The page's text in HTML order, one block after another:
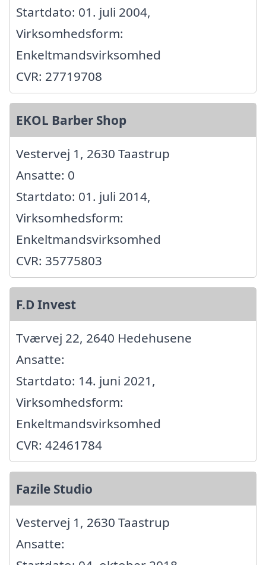
Startdato: 01. juli 2004,
Virksomhedsform:
Enkeltmandsvirksomhed
CVR: 27719708
EKOL Barber Shop
Vestervej 1, 2630 Taastrup
Ansatte: 0
Startdato: 01. juli 2014,
Virksomhedsform:
Enkeltmandsvirksomhed
CVR: 35775803
F.D Invest
Tværvej 22, 2640 Hedehusene
Ansatte:
Startdato: 14. juni 2021,
Virksomhedsform:
Enkeltmandsvirksomhed
CVR: 42461784
Fazile Studio
Vestervej 1, 2630 Taastrup
Ansatte: